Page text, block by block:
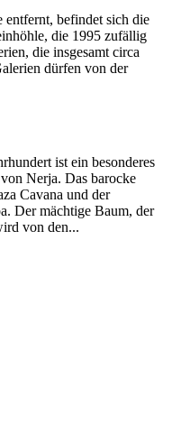
befindet sich die
die 1995 zufällig
die insgesamt circa
dürfen von der
ist ein besonderes
Nerja. Das barocke
Cavana und der
Der mächtige Baum, der
von den...